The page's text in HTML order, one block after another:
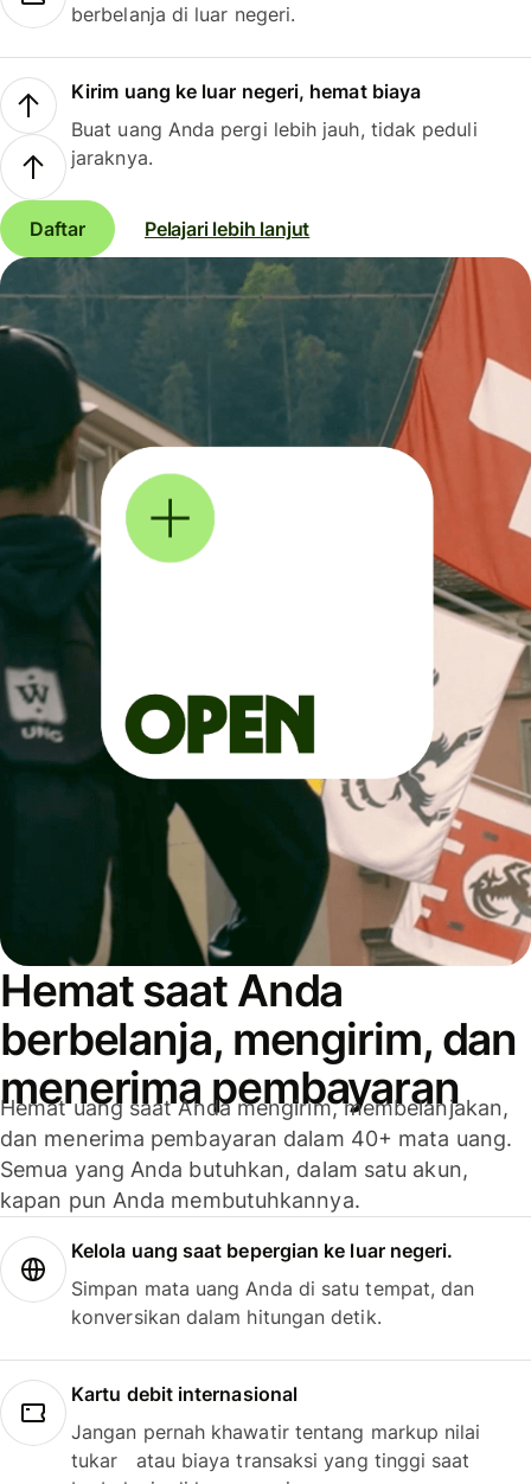
berbelanja di luar negeri.
Kirim uang ke luar negeri, hemat biaya
Buat uang Anda pergi lebih jauh, tidak peduli
jaraknya.
Daftar Pelajari lebih lanjut
Hemat saat Anda
berbelanja, mengirim, dan
menerima pembayaran
Hemat uang saat Anda mengirim, membelanjakan,
dan menerima pembayaran dalam 40+ mata uang.
Semua yang Anda butuhkan, dalam satu akun,
kapan pun Anda membutuhkannya.
Kelola uang saat bepergian ke luar negeri.
Simpan mata uang Anda di satu tempat, dan
konversikan dalam hitungan detik.
Kartu debit internasional
Jangan pernah khawatir tentang markup nilai
tukar atau biaya transaksi yang tinggi saat